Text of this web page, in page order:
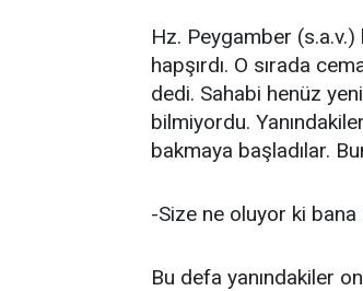
Hz. Peygamber (s.a.v.)
hapşırdı. O sırada
dedi. Sahabi henüz
bilmiyordu.
bakmaya başladılar.
-Size ne oluyor ki bana
Bu defa yanındakiler